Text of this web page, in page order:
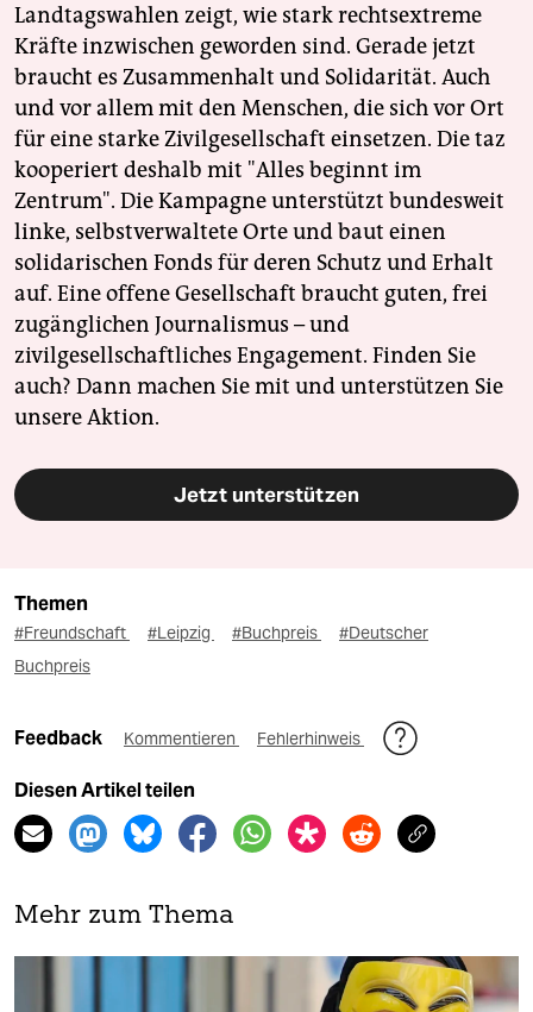
Landtagswahlen zeigt, wie stark rechtsextreme
Kräfte inzwischen geworden sind. Gerade jetzt
braucht es Zusammenhalt und Solidarität. Auch
und vor allem mit den Menschen, die sich vor Ort
für eine starke Zivilgesellschaft einsetzen. Die taz
kooperiert deshalb mit "Alles beginnt im
Zentrum". Die Kampagne unterstützt bundesweit
linke, selbstverwaltete Orte und baut einen
solidarischen Fonds für deren Schutz und Erhalt
auf. Eine offene Gesellschaft braucht guten, frei
zugänglichen Journalismus – und
zivilgesellschaftliches Engagement. Finden Sie
auch? Dann machen Sie mit und unterstützen Sie
unsere Aktion.
Jetzt unterstützen
Themen
#Freundschaft #Leipzig #Buchpreis
#Deutscher
Buchpreis
Feedback Kommentieren Fehlerhinweis
Diesen Artikel teilen
Mehr zum Thema